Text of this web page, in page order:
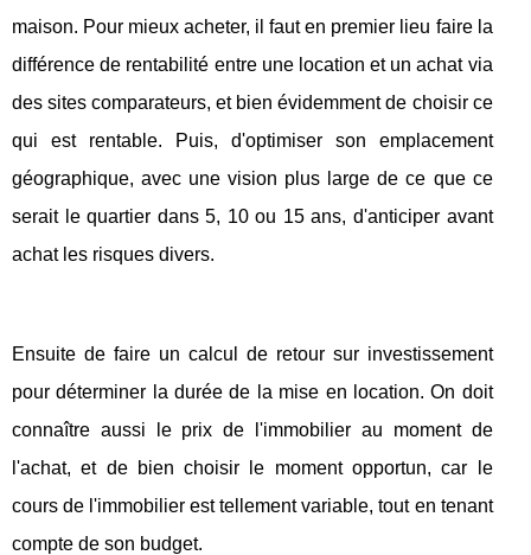
maison. Pour mieux acheter, il faut en premier lieu faire la
différence de rentabilité entre une location et un achat via
des sites comparateurs, et bien évidemment de choisir ce
qui est rentable. Puis, d'optimiser son emplacement
géographique, avec une vision plus large de ce que ce
serait le quartier dans 5, 10 ou 15 ans, d'anticiper avant
achat les risques divers.
Ensuite de faire un calcul de retour sur investissement
pour déterminer la durée de la mise en location. On doit
connaître aussi le prix de l'immobilier au moment de
l'achat, et de bien choisir le moment opportun, car le
cours de l'immobilier est tellement variable, tout en tenant
compte de son budget.